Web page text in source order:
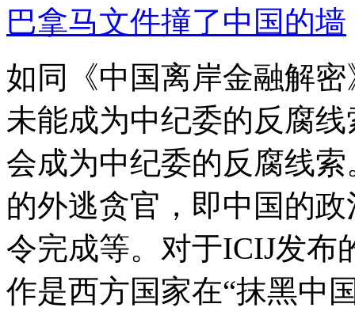
巴拿马文件撞了中国的墙
如同《中国离岸金融解
未能成为中纪委的反腐
会成为中纪委的反腐线
的外逃贪官，即中国的
令完成等。对于ICIJ发布
作是西方国家在“抹黑中